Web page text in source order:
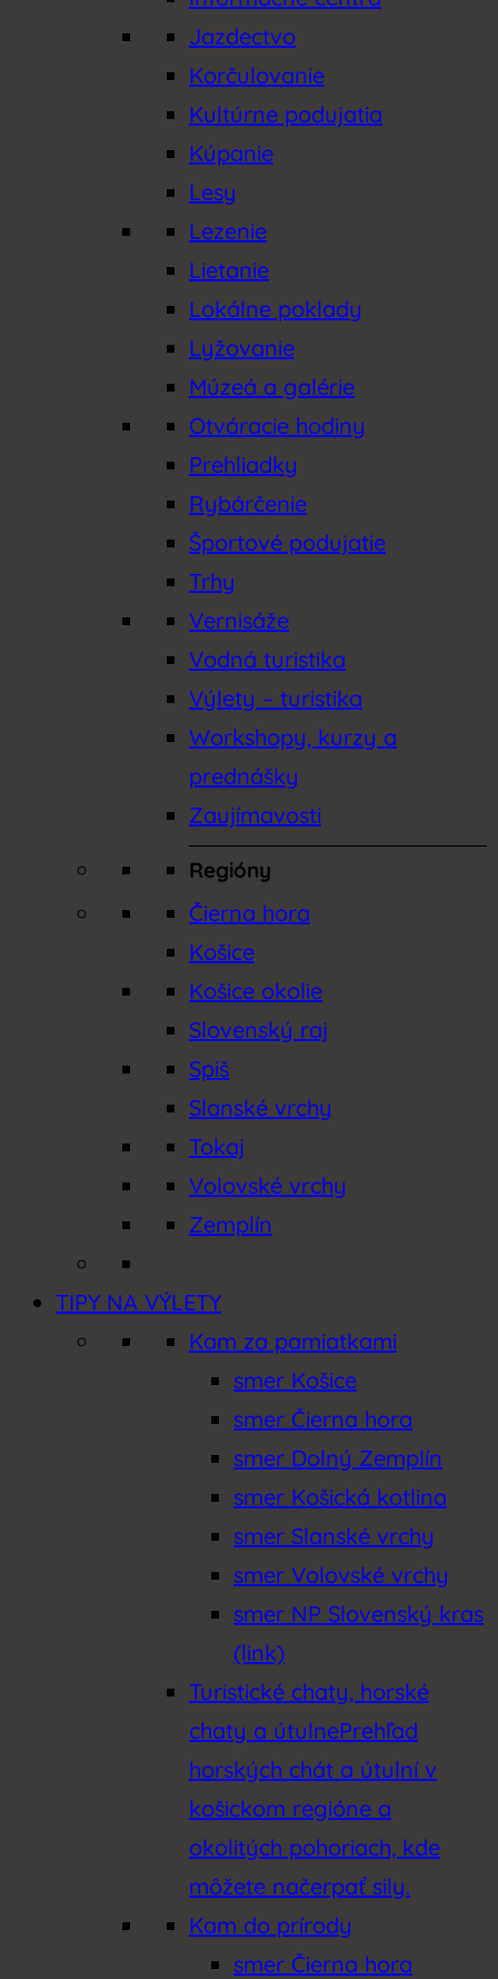
Jazdectvo
Korčulovanie
Kultúrne podujatia
Kúpanie
Lesy
Lezenie
Lietanie
Lokálne poklady
Lyžovanie
Múzeá a galérie
Otváracie hodiny
Prehliadky
Rybárčenie
Športové podujatie
Trhy
Vernisáže
Vodná turistika
Výlety – turistika
Workshopy, kurzy a
prednášky
Zaujímavosti
Regióny
Čierna hora
Košice
Košice okolie
Slovenský raj
Spiš
Slanské vrchy
Tokaj
Volovské vrchy
Zemplín
TIPY NA VÝLETY
Kam za pamiatkami
smer Košice
smer Čierna hora
smer Dolný Zemplín
smer Košická kotlina
smer Slanské vrchy
smer Volovské vrchy
smer NP Slovenský kras
(link)
Turistické chaty, horské
chaty a útulnePrehľad
horských chát a útulní v
košickom regióne a
okolitých pohoriach, kde
môžete načerpať sily.
Kam do prírody
smer Čierna hora